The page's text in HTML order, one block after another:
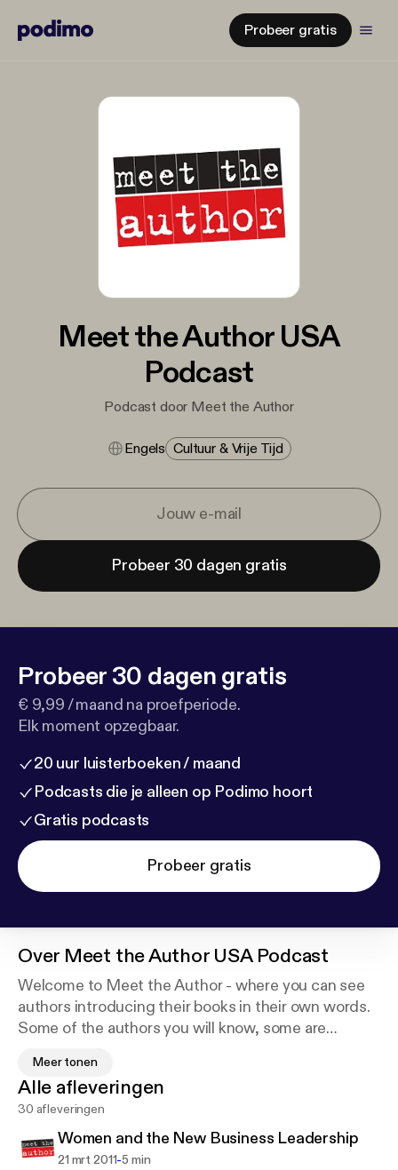
Probeer gratis
Meet the Author USA
Podcast
Podcast door Meet the Author
Engels Cultuur & Vrije Tijd
Probeer 30 dagen gratis
Probeer 30 dagen gratis
€ 9,99 / maand na proefperiode.
Elk moment opzegbaar.
20 uur luisterboeken / maand
Podcasts die je alleen op Podimo hoort
Gratis podcasts
Probeer gratis
Over Meet the Author USA Podcast
Welcome to Meet the Author - where you can see
authors introducing their books in their own words.
Some of the authors you will know, some are
speaking in their own words about the books that
they are passionate about. The video clips are NOT
reviews, they are NOT written by the marketing
departments of publishers - these are authors
speaking from their heart - to YOU.
Meer tonen
Alle afleveringen
30 afleveringen
Women and the New Business Leadership
21 mrt 2011-5 min